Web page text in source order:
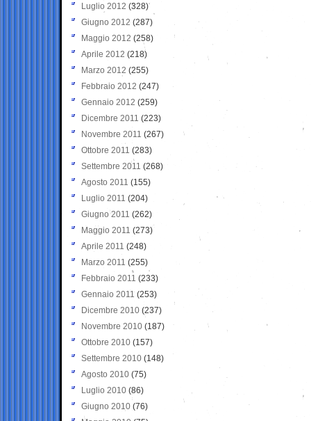
Luglio 2012 (328)
Giugno 2012 (287)
Maggio 2012 (258)
Aprile 2012 (218)
Marzo 2012 (255)
Febbraio 2012 (247)
Gennaio 2012 (259)
Dicembre 2011 (223)
Novembre 2011 (267)
Ottobre 2011 (283)
Settembre 2011 (268)
Agosto 2011 (155)
Luglio 2011 (204)
Giugno 2011 (262)
Maggio 2011 (273)
Aprile 2011 (248)
Marzo 2011 (255)
Febbraio 2011 (233)
Gennaio 2011 (253)
Dicembre 2010 (237)
Novembre 2010 (187)
Ottobre 2010 (157)
Settembre 2010 (148)
Agosto 2010 (75)
Luglio 2010 (86)
Giugno 2010 (76)